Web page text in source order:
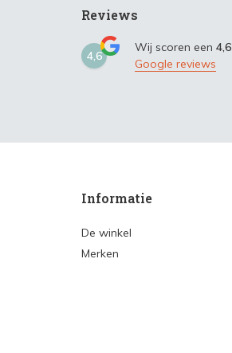
Reviews
4,6
Wij scoren een 4,6
Google reviews
Informatie
De winkel
Merken